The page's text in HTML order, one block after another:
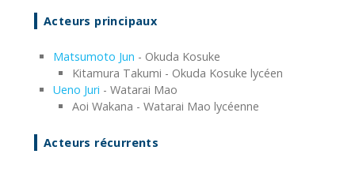
Acteurs principaux
Matsumoto Jun - Okuda Kosuke
Kitamura Takumi - Okuda Kosuke lycéen
Ueno Juri - Watarai Mao
Aoi Wakana - Watarai Mao lycéenne
Acteurs récurrents